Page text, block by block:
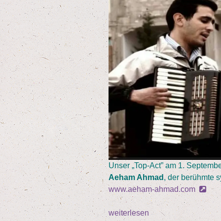
Unser „Top-Act” am1.
Aeham Ahmad , der berühm­te
www.aeham-ahmad.com
weiterlesen